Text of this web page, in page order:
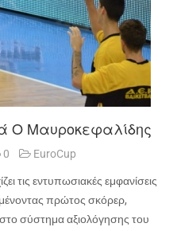
Ο Μαυροκεφαλίδης
0 EuroCup
τις εντυπωσιακές εμφανίσεις
πρώτος σκόρερ,
σύστημα αξιολόγησης του